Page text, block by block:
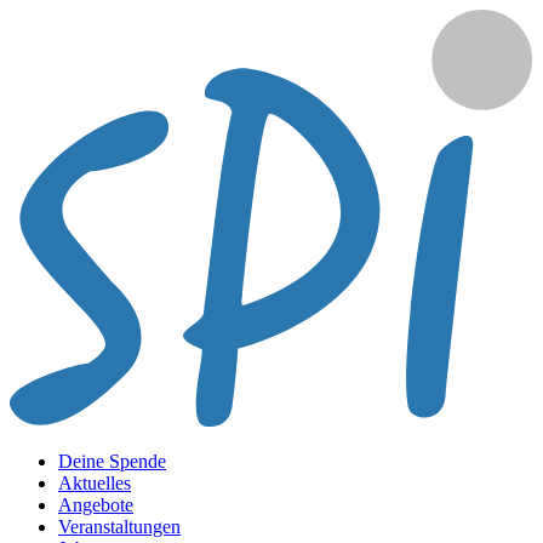
Deine Spende
Aktuelles
Angebote
Veranstaltungen